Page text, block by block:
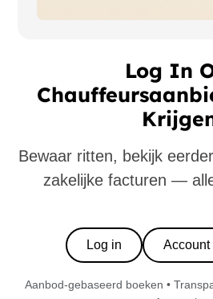
Log In
Bewaar ritten, bekijk
zakelijke facturen —
Log in Account
Aanbod-gebaseerd boeken •